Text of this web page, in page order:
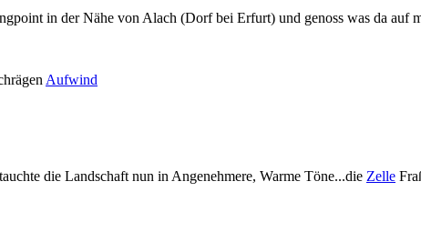
in der Nähe von Alach (Dorf bei Erfurt) und genoss was da auf
Aufwind
die Landschaft nun in Angenehmere, Warme Töne...die Zelle